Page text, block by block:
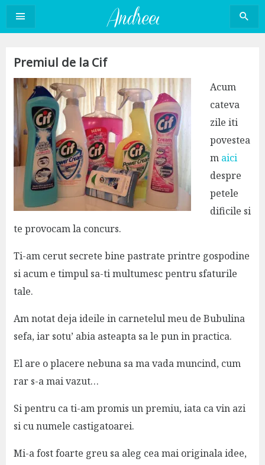
Sari
conținut
Premiul de la Cif
Acum
cateva
zile iti
povestea
m aici
despre
petele
dificile si
te provocam la concurs.
Ti-am cerut secrete bine pastrate printre gospodine
si acum e timpul sa-ti multumesc pentru sfaturile
tale.
Am notat deja ideile in carnetelul meu de Bubulina
sefa, iar sotu’ abia asteapta sa le pun in practica.
El are o placere nebuna sa ma vada muncind, cum
rar s-a mai vazut…
Si pentru ca ti-am promis un premiu, iata ca vin azi
si cu numele castigatoarei.
Mi-a fost foarte greu sa aleg cea mai originala idee,